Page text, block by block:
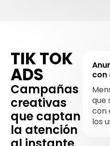
TIK TOK
ADS
Campañas
creativas
que captan
la atención
con
que
con
los